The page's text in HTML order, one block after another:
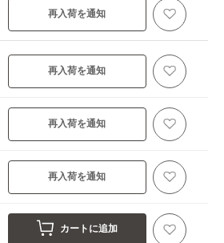
再入荷を通知
再入荷を通知
再入荷を通知
再入荷を通知
カートに追加